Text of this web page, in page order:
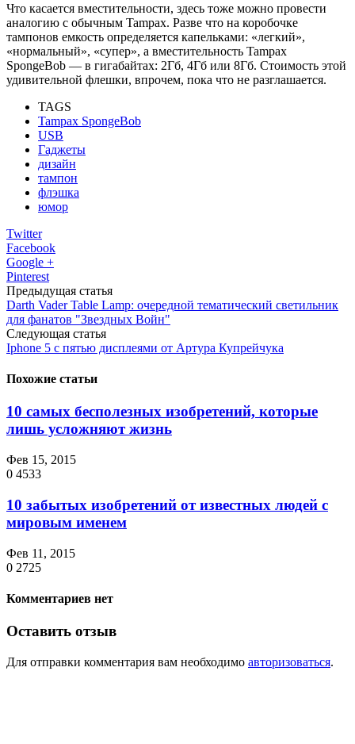
Что касается вместительности, здесь тоже можно провести
аналогию с обычным Tampax. Разве что на коробочке
тампонов емкость определяется капельками: «легкий»,
«нормальный», «супер», а вместительность Tampax
SpongeBob — в гигабайтах: 2Гб, 4Гб или 8Гб. Стоимость этой
удивительной флешки, впрочем, пока что не разглашается.
TAGS
Tampax SpongeBob
USB
Гаджеты
дизайн
тампон
флэшка
юмор
Twitter
Facebook
Google +
Pinterest
Предыдущая статья
Darth Vader Table Lamp: очередной тематический светильник
для фанатов "Звездных Войн"
Следующая статья
Iphone 5 с пятью дисплеями от Артура Купрейчука
Похожие статьи
10 самых бесполезных изобретений, которые
лишь усложняют жизнь
Фев 15, 2015
0 4533
10 забытых изобретений от известных людей с
мировым именем
Фев 11, 2015
0 2725
Комментариев нет
Оставить отзыв
Для отправки комментария вам необходимо авторизоваться.